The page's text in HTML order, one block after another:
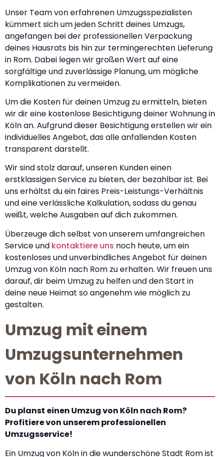
Unser Team von erfahrenen Umzugsspezialisten
kümmert sich um jeden Schritt deines Umzugs,
angefangen bei der professionellen Verpackung
deines Hausrats bis hin zur termingerechten Lieferung
in Rom. Dabei legen wir großen Wert auf eine
sorgfältige und zuverlässige Planung, um mögliche
Komplikationen zu vermeiden.
Um die Kosten für deinen Umzug zu ermitteln, bieten
wir dir eine kostenlose Besichtigung deiner Wohnung in
Köln an. Aufgrund dieser Besichtigung erstellen wir ein
individuelles Angebot, das alle anfallenden Kosten
transparent darstellt.
Wir sind stolz darauf, unseren Kunden einen
erstklassigen Service zu bieten, der bezahlbar ist. Bei
uns erhältst du ein faires Preis-Leistungs-Verhältnis
und eine verlässliche Kalkulation, sodass du genau
weißt, welche Ausgaben auf dich zukommen.
Überzeuge dich selbst von unserem umfangreichen
Service und kontaktiere uns noch heute, um ein
kostenloses und unverbindliches Angebot für deinen
Umzug von Köln nach Rom zu erhalten. Wir freuen uns
darauf, dir beim Umzug zu helfen und den Start in
deine neue Heimat so angenehm wie möglich zu
gestalten.
Umzug mit einem
Umzugsunternehmen
von Köln nach Rom
Du planst einen Umzug von Köln nach Rom?
Profitiere von unserem professionellen
Umzugsservice!
Ein Umzug von Köln in die wunderschöne Stadt Rom ist